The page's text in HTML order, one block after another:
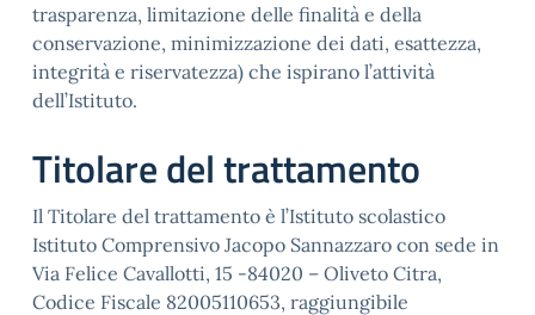
trasparenza, limitazione delle finalità e della
conservazione, minimizzazione dei dati, esattezza,
integrità e riservatezza) che ispirano l’attività
dell’Istituto.
Titolare del trattamento
Il Titolare del trattamento è l’Istituto scolastico
Istituto Comprensivo Jacopo Sannazzaro con sede in
Via Felice Cavallotti, 15 -84020 – Oliveto Citra,
Codice Fiscale 82005110653, raggiungibile